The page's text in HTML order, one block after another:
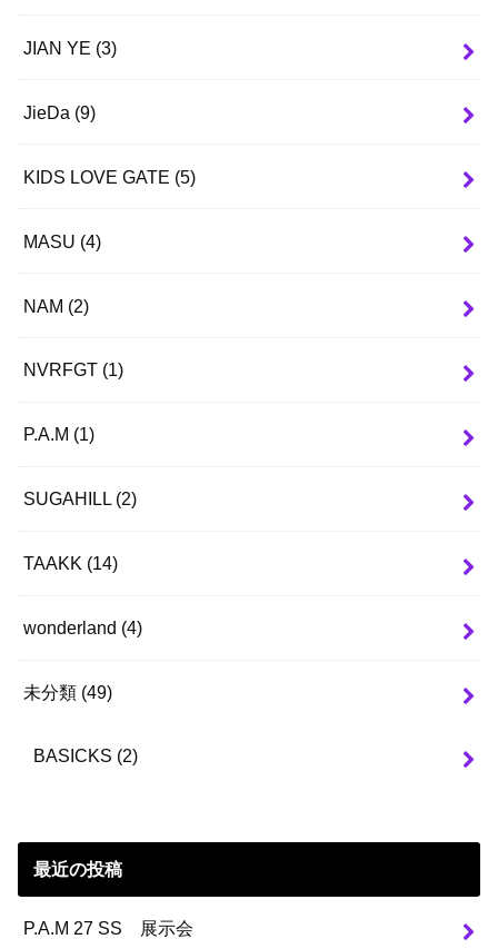
JIAN YE (3)
JieDa (9)
KIDS LOVE GATE (5)
MASU (4)
NAM (2)
NVRFGT (1)
P.A.M (1)
SUGAHILL (2)
TAAKK (14)
wonderland (4)
未分類 (49)
BASICKS (2)
最近の投稿
P.A.M 27 SS 展示会